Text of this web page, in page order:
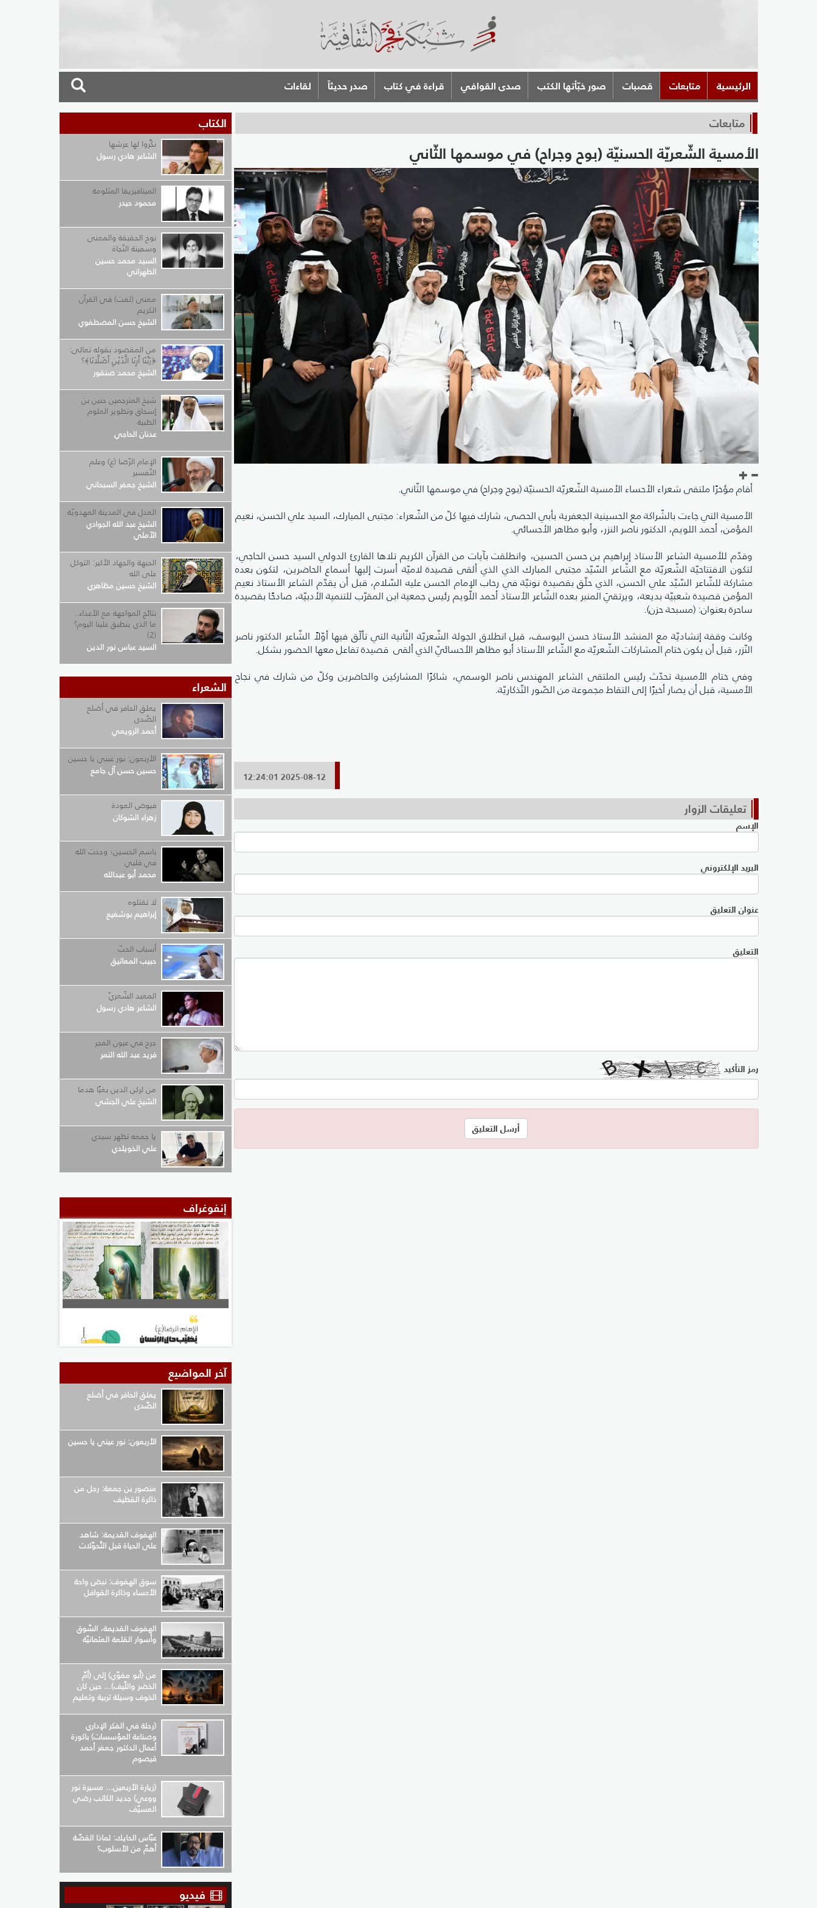
الرئيسية متابعات قصبات صور خبّأتها الكتب صدى القوافي قراءة في كتاب صدر حديثاً لقاءات
متابعات
الأمسية الشّعريّة الحسنيّة (بوح وجراح) في موسمها الثّاني
أقام مؤخرًا ملتقى شعراء الأحساء الأمسية الشّعريّة الحسنيّة (بوح وجراح) في موسمها الثّاني.
الأمسية التي جاءت بالشّراكة مع الحسينية الجعفرية بأبي الحصى، شارك فيها كلّ من الشّعراء: مجتبى المبارك، السيد علي الحسن، نعيم
المؤمن، أحمد اللويم، الدكتور ناصر النزر، وأبو مظاهر الأحسائي.
وقدّم للأمسية الشاعر الأستاذ إبراهيم بن حسن الحسين، وانطلقت بآيات من القرآن الكريم تلاها القارئ الدولي السيد حسن الحاجي،
لتكون الافتتاحيّة الشّعريّة مع الشّاعر السّيّد مجتبى المبارك الذي الذي ألقى قصيدة لاميّة أسرت إليها أسماع الحاضرين، لتكون بعده
مشاركة للشّاعر السّيّد علي الحسن، الذي حلّق بقصيدة نونيّة في رحاب الإمام الحسن عليه السّلام، قبل أن يقدّم الشاعر الأستاذ نعيم
المؤمن قصيدة شعبيّة بديعة، ويرتقيَ المنبر بعده الشّاعر الأستاذ أحمد اللّويم رئيس جمعية ابن المقرّب للتنمية الأدبيّة، صادحًا بقصيدة
ساحرة بعنوان: (مسبحة حزن).
وكانت وقفة إنشاديّة مع المنشد الأستاذ حسن اليوسف، قبل انطلاق الجولة الشّعريّة الثّانية التي تألّق فيها أوّلاً الشّاعر الدكتور ناصر
النّزر، قبل أن يكون ختام المشاركات الشّعريّة مع الشّاعر الأستاذ أبو مظاهر الأحسائيّ الذي ألقى قصيدة تفاعل معها الحضور بشكل.
وفي ختام الأمسية تحدّث رئيس الملتقى الشاعر المهندس ناصر الوسمي، شاكرًا المشاركين والحاضرين وكلّ من شارك في نجاح
الأمسية، قبل أن يصار أخيرًا إلى التقاط مجموعة من الصّور التّذكاريّة.
2025-08-12 12:24:01
تعليقات الزوار
الإسم
البريد الإلكتروني
عنوان التعليق
التعليق
رمز التأكيد
الكتاب
نكِّروا لها عرشها
الشاعر هادي رسول
الميتافيزيقا المثلومة
محمود حيدر
نوح الحقيقة والمعنى
وسفينة النّجاة
السيد محمد حسين
الطهراني
معنى (لفت) في القرآن
الكريم
الشيخ حسن المصطفوي
من المقصود بقوله تعالى:
﴿رَبَّنَا أَرِنَا الَّذَيْنِ أَضَلَّانَا﴾؟
الشيخ محمد صنقور
شيخ المترجمين حنين بن
إسحاق وتطوير العلوم
الطبية
عدنان الحاجي
الإمام الرّضا (ع) وعلم
التّفسير
الشيخ جعفر السبحاني
العدل في المدينة المهدويّة
الشيخ عبد الله الجوادي
الآملي
الجبهة والجهاد الأكبر: التوكل
على الله
الشيخ حسين مظاهري
نتائج المواجهة مع الأعداء..
ما الذي ينطبق علينا اليوم؟
(2)
السيد عباس نور الدين
الشعراء
يعلق الحافر في أضلع
الصّدى
أحمد الرويعي
الأربعون: نور عيني يا حسين
حسين حسن آل جامع
فيوض العودة
زهراء الشوكان
باسم الحسين؛ وجدت الله
في قلبي
محمد أبو عبدالله
لا تقتلوه
إبراهيم بوشفيع
أسباب الحبّ
حبيب المعاتيق
المعبد الشّعريّ
الشاعر هادي رسول
جرح في عيون الفجر
فريد عبد الله النمر
من لركن الدين بغيًا هدما
الشيخ علي الجشي
يا جمعه تظهر سيدي
علي الخويلدي
إنفوغراف
آخر المواضيع
يعلق الحافر في أضلع
الصّدى
الأربعون: نور عيني يا حسين
منصور بن جمعة: رجل من
ذاكرة القطيف
الهفوف القديمة: شاهد
على الحياة قبل التّحوّلات
سوق الهفوف: نبض واحة
الأحساء وذاكرة القوافل
الهفوف القديمة، السّوق
وأسوار القلعة العثمانيّة
من (أبو مغوّي) إلى (أمّ
الخضر واللّيف)... حين كان
الخوف وسيلة تربية وتعليم
(رحلة في الفكر الإداري
وصناعة المؤسسات) باكورة
أعمال الدكتور جعفر أحمد
قيصوم
(زيارة الأربعين... مسيرة نور
ووعي) جديد الكاتب رضي
العسيّف
عبّاس الحايك: لماذا القصّة
أهمّ من الأسلوب؟
فيديو